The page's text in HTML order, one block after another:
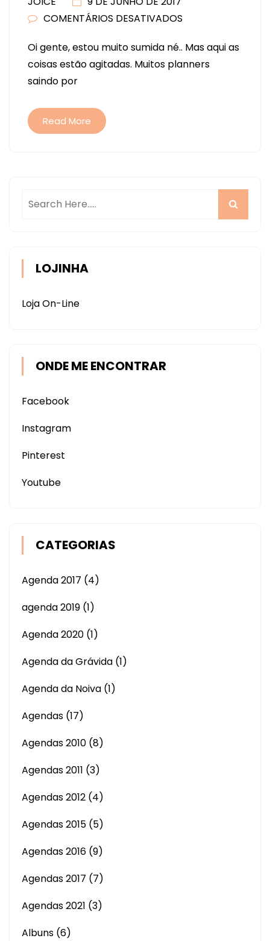
COMENTÁRIOS DESATIVADOS
PLANNERS
Oi gente, estou muito sumida né.. Mas aqui as
coisas estão agitadas. Muitos planners
saindo por
Read More
LOJINHA
Loja On-Line
ONDE ME ENCONTRAR
Facebook
Instagram
Pinterest
Youtube
CATEGORIAS
Agenda 2017 (4)
agenda 2019 (1)
Agenda 2020 (1)
Agenda da Grávida (1)
Agenda da Noiva (1)
Agendas (17)
Agendas 2010 (8)
Agendas 2011 (3)
Agendas 2012 (4)
Agendas 2015 (5)
Agendas 2016 (9)
Agendas 2017 (7)
Agendas 2021 (3)
Albuns (6)